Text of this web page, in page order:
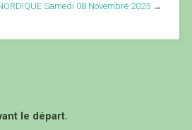
Samedi 08 Novembre 2025 →
le départ.